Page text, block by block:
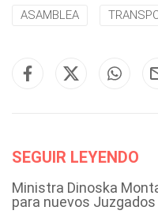
ASAMBLEA
SEGUIR LEYENDO
Ministra Dinoska
para nuevos